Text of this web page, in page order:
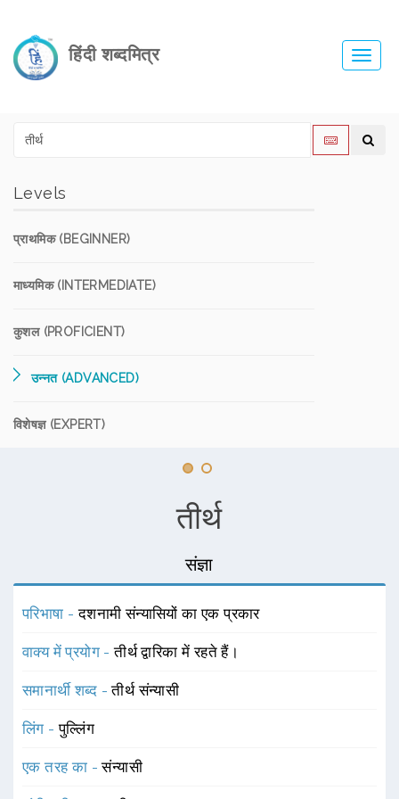
हिंदी शब्दमित्र
Levels
प्राथमिक (BEGINNER)
माध्यमिक (INTERMEDIATE)
कुशल (PROFICIENT)
उन्नत (ADVANCED)
विशेषज्ञ (EXPERT)
तीर्थ
संज्ञा
परिभाषा -दशनामी संन्यासियों का एक प्रकार
वाक्य में प्रयोग -तीर्थ द्वारिका में रहते हैं।
समानार्थी शब्द -तीर्थ संन्यासी
लिंग -पुल्लिंग
एक तरह का -संन्यासी